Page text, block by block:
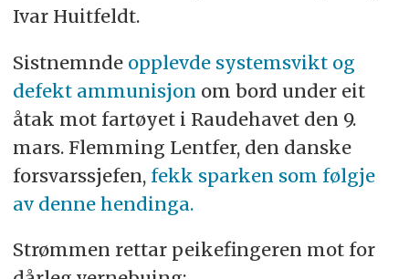
Ivar Huitfeldt.
Sistnemndeopplevde systemsvikt og
defekt ammunisjon om bord under eit
åtak mot fartøyet i Raudehavet den 9.
mars. Flemming Lentfer, den danske
forsvarssjefen, fekk sparken som følgje
av denne hendinga.
Strømmen rettar peikefingeren mot for